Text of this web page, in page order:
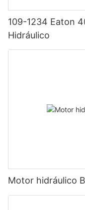
109-1234 Eaton
Hidráulico
Motor hidráulico